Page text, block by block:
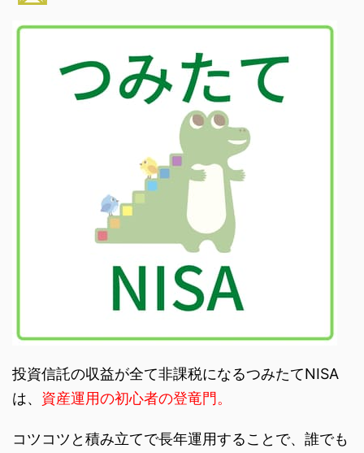
投資信託の収益が全て非課税になるつみたてNISA
は、 資産運用の初心者の登竜門。
コツコツと積み立てで長年運用することで、誰でも